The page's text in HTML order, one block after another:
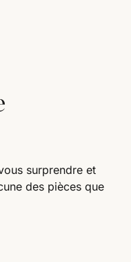
surprendre et
des pièces que